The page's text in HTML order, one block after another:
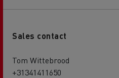
Sales contact
Tom Wittebrood
+31341411650